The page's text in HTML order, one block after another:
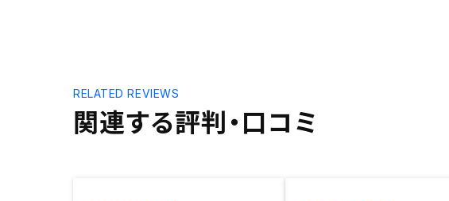
関連する評判・口コミ
RELATED REVIEWS